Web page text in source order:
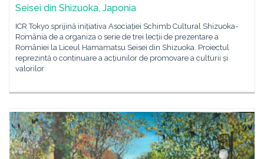
Seisei din Shizuoka, Japonia
ICR Tokyo sprijină inițiativa Asociației Schimb Cultural Shizuoka-
România de a organiza o serie de trei lecții de prezentare a
României la Liceul Hamamatsu Seisei din Shizuoka. Proiectul
reprezintă o continuare a acțiunilor de promovare a culturii și
valorilor